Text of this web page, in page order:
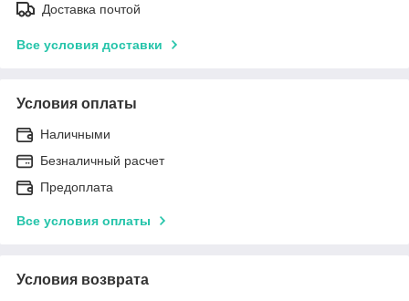
Доставка почтой
Все условия доставки
Условия оплаты
Наличными
Безналичный расчет
Предоплата
Все условия оплаты
Условия возврата